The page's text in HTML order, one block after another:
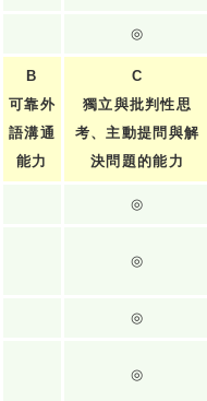
◎
B
可靠外
語溝通
能力
C
獨立與批判性思
考、主動提問與解
決問題的能力
◎
◎
◎
◎